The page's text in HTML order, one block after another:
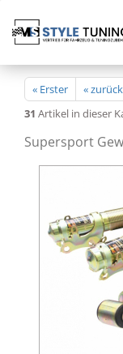
« Erster « zurück
31 Artikel in dieser
Supersport